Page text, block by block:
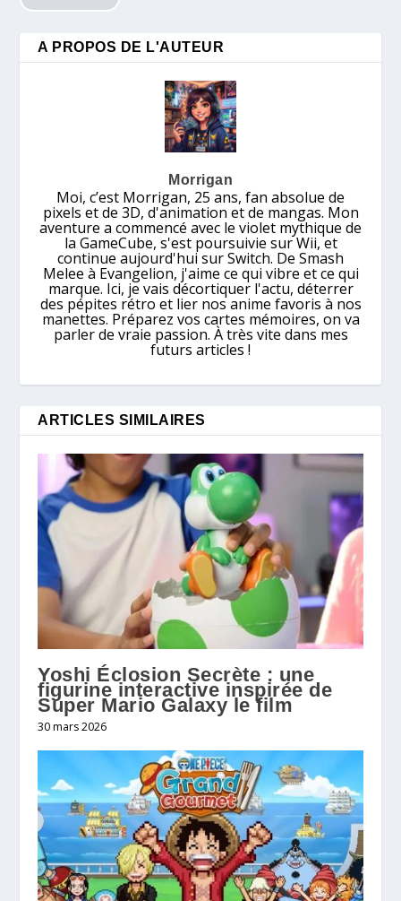
A PROPOS DE L'AUTEUR
Morrigan
Moi, c’est Morrigan, 25 ans, fan absolue de
pixels et de 3D, d'animation et de mangas. Mon
aventure a commencé avec le violet mythique de
la GameCube, s'est poursuivie sur Wii, et
continue aujourd'hui sur Switch. De Smash
Melee à Evangelion, j'aime ce qui vibre et ce qui
marque. Ici, je vais décortiquer l'actu, déterrer
des pépites rétro et lier nos anime favoris à nos
manettes. Préparez vos cartes mémoires, on va
parler de vraie passion. À très vite dans mes
futurs articles !
ARTICLES SIMILAIRES
Yoshi Éclosion Secrète : une
figurine interactive inspirée de
Super Mario Galaxy le film
30 mars 2026